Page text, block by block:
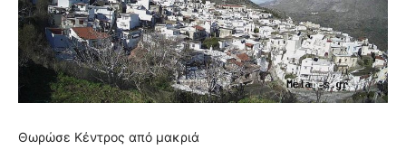
Θωρώσε Κέντρος από μακριά